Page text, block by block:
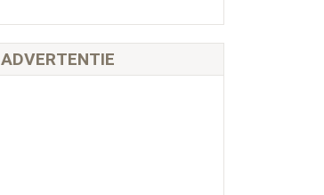
ADVERTENTIE